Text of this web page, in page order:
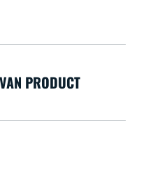
PRODUCT